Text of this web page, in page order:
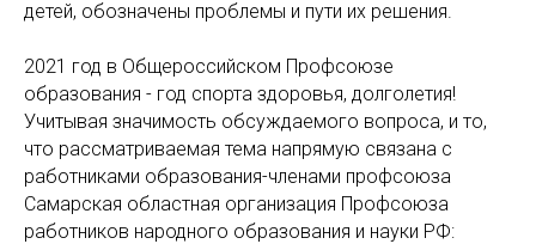
детей, обозначены проблемы и пути их решения.
2021 год в Общероссийском Профсоюзе
образования - год спорта здоровья, долголетия!
Учитывая значимость обсуждаемого вопроса, и то,
что рассматриваемая тема напрямую связана с
работниками образования-членами профсоюза
Самарская областная организация Профсоюза
работников народного образования и науки РФ: